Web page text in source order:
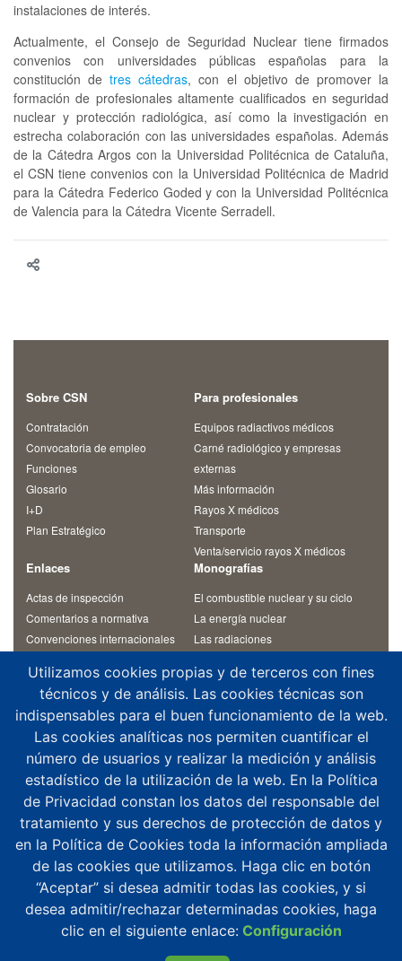
instalaciones de interés.
Actualmente, el Consejo de Seguridad Nuclear tiene firmados
convenios con universidades públicas españolas para la
constitución detres cátedras, con el objetivo de promover la
formación de profesionales altamente cualificados en seguridad
nuclear y protección radiológica, así como la investigación en
estrecha colaboración con las universidades españolas. Además
de la Cátedra Argos con la Universidad Politécnica de Cataluña,
el CSN tiene convenios con la Universidad Politécnica de Madrid
para la Cátedra Federico Goded y con la Universidad Politécnica
de Valencia para la Cátedra Vicente Serradell.
Sobre CSN
Contratación
Convocatoria de empleo
Funciones
Glosario
I+D
Plan Estratégico
Para profesionales
Equipos radiactivos médicos
Carné radiológico y empresas
externas
Más información
Rayos X médicos
Transporte
Venta/servicio rayos X médicos
Enlaces
Actas de inspección
Comentarios a normativa
Convenciones internacionales
Normativa
Revista Alfa
Monografías
El combustible nuclear y su ciclo
La energía nuclear
Las radiaciones
Residuos radiactivos
Temas de interés
Contacto
¿Dónde estamos?
Aplicaciones móviles
Agenda altos cargos
Buzón de consultas
Denuncias y notificaciones
Registro del CSN
© 2026 Consejo de Seguridad Nuclear
Utilizamos cookies propias y de terceros con fines
técnicos y de análisis. Las cookies técnicas son
indispensables para el buen funcionamiento de la web.
Las cookies analíticas nos permiten cuantificar el
número de usuarios y realizar la medición y análisis
estadístico de la utilización de la web. En la Política
de Privacidad constan los datos del responsable del
tratamiento y sus derechos de protección de datos y
en la Política de Cookies toda la información ampliada
de las cookies que utilizamos. Haga clic en botón
“Aceptar” si desea admitir todas las cookies, y si
desea admitir/rechazar determinadas cookies, haga
clic en el siguiente enlace:Configuración